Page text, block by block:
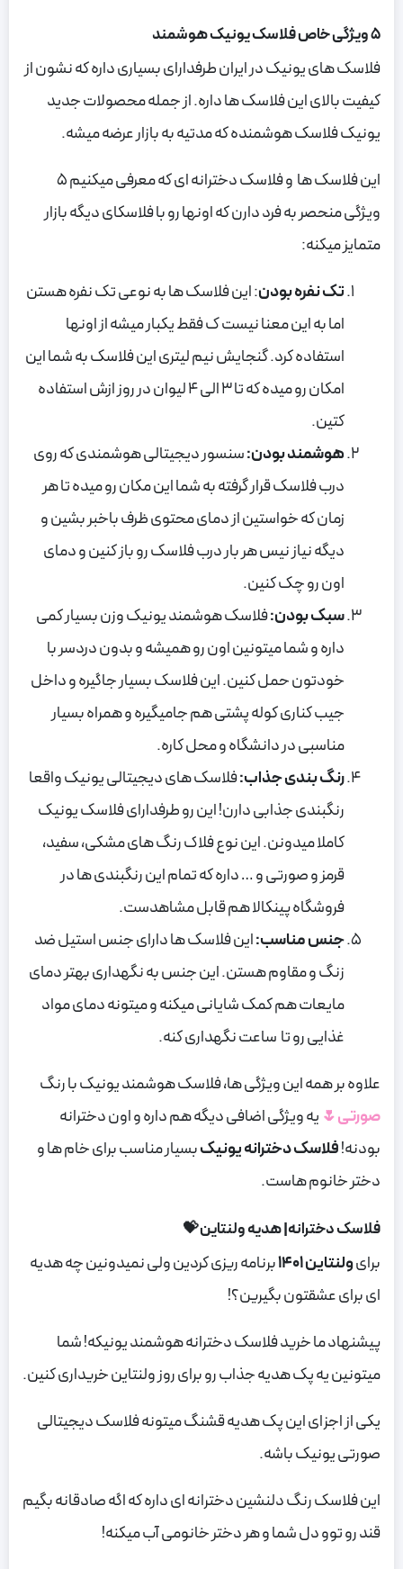
5 ویژگی خاص فلاسک یونیک هوشمند
فلاسک های یونیک در ایران طرفدارای بسیاری داره که نشون از
کیفیت بالای این فلاسک ها داره. از جمله محصولات جدید
یونیک فلاسک هوشمنده که مدتیه به بازار عرضه میشه.
این فلاسک ها و فلاسک دخترانه ای که معرفی میکنیم 5
ویژگی منحصر به فرد دارن که اونها رو با فلاسکای دیگه بازار
متمایز میکنه:
تک نفره بودن: این فلاسک ها به نوعی تک نفره هستن
اما به این معنا نیست ک فقط یکبار میشه از اونها
استفاده کرد. گنجایش نیم لیتری این فلاسک به شما این
امکان رو میده که تا 3 الی 4 لیوان در روز ازش استفاده
کتین.
هوشمند بودن:سنسور دیجیتالی هوشمندی که روی
درب فلاسک قرار گرفته به شما این مکان رو میده تا هر
زمان که خواستین از دمای محتوی ظرف باخبر بشین و
دیگه نیاز نیس هر بار درب فلاسک رو باز کنین و دمای
اون رو چک کنین.
سبک بودن:فلاسک هوشمند یونیک وزن بسیار کمی
داره و شما میتونین اون رو همیشه و بدون دردسر با
خودتون حمل کنین. این فلاسک بسیار جاگیره و داخل
جیب کناری کوله پشتی هم جامیگیره و همراه بسیار
مناسبی در دانشگاه و محل کاره.
رنگ بندی جذاب:فلاسک های دیجیتالی یونیک واقعا
رنگبندی جذابی دارن! این رو طرفدارای فلاسک یونیک
کاملا میدونن. این نوع فلاک رنگ های مشکی، سفید،
قرمز و صورتی و … داره که تمام این رنگبندی ها در
فروشگاه پینکالا هم قابل مشاهدست.
جنس مناسب:این فلاسک ها دارای جنس استیل ضد
زنگ و مقاوم هستن. این جنس به نگهداری بهتر دمای
مایعات هم کمک شایانی میکنه و میتونه دمای مواد
غذایی رو تا ساعت نگهداری کنه.
علاوه بر همه این ویژگی ها، فلاسک هوشمند یونیک با رنگ
صورتی🌷 یه ویژگی اضافی دیگه هم داره و اون دخترانه
بودنه!فلاسک دخترانه یونیکبسیار مناسب برای خام ها و
دختر خانوم هاست.
فلاسک دخترانه| هدیه ولنتاین 💝
برایولنتاین 1401
برنامه ریزی کردین ولی نمیدونین چه هدیه
ای برای عشقتون بگیرین؟!
پیشنهاد ما خرید فلاسک دخترانه هوشمند یونیکه! شما
میتونین یه پک هدیه جذاب رو برای روز ولنتاین خریداری کنین.
یکی از اجزای این پک هدیه قشنگ میتونه فلاسک دیجیتالی
صورتی یونیک باشه.
این فلاسک رنگ دلنشین دخترانه ای داره که اگه صادقانه بگیم
قند رو توو دل شما و هر دختر خانومی آب میکنه!